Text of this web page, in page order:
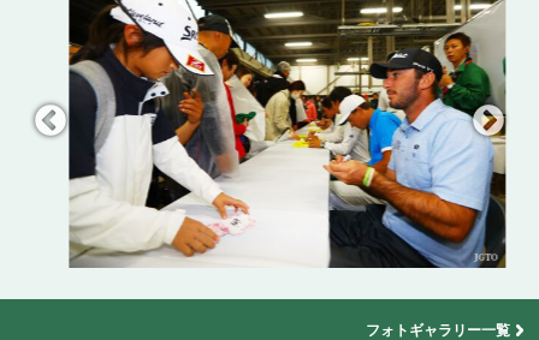
フォトギャラリー一覧